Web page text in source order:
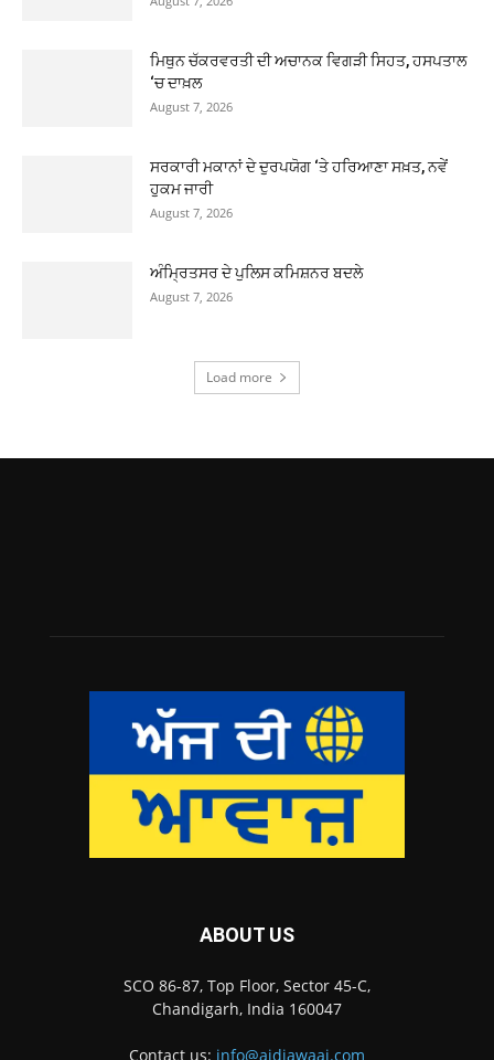
ਮਿਥੁਨ ਚੱਕਰਵਰਤੀ ਦੀ ਅਚਾਨਕ ਵਿਗੜੀ ਸਿਹਤ, ਹਸਪਤਾਲ
‘ਚ ਦਾਖ਼ਲ
August 7, 2026
ਸਰਕਾਰੀ ਮਕਾਨਾਂ ਦੇ ਦੁਰਪਯੋਗ ‘ਤੇ ਹਰਿਆਣਾ ਸਖ਼ਤ, ਨਵੇਂ
ਹੁਕਮ ਜਾਰੀ
August 7, 2026
ਅੰਮ੍ਰਿਤਸਰ ਦੇ ਪੁਲਿਸ ਕਮਿਸ਼ਨਰ ਬਦਲੇ
August 7, 2026
Load more
ABOUT US
SCO 86-87, Top Floor, Sector 45-C,
Chandigarh, India 160047
Contact us: info@ajdiawaaj.com